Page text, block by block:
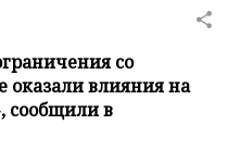
со
оказали влияния на
сообщили в